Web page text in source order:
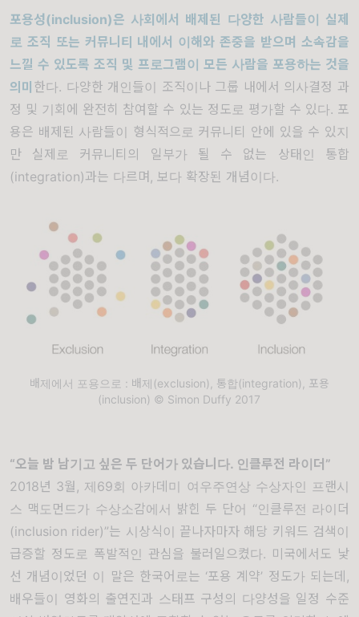
포용성(inclusion)은 사회에서 배제된 다양한 사람들이 실제
로 조직 또는 커뮤니티 내에서 이해와 존중을 받으며 소속감을
느낄 수 있도록 조직 및 프로그램이 모든 사람을 포용하는 것을
의미 한다. 다양한 개인들이 조직이나 그룹 내에서 의사결정 과
정 및 기회에 완전히 참여할 수 있는 정도로 평가할 수 있다. 포
용은 배제된 사람들이 형식적으로 커뮤니티 안에 있을 수 있지
만 실제로 커뮤니티의 일부가 될 수 없는 상태인 통합
(integration)과는 다르며, 보다 확장된 개념이다.
배제에서 포용으로 : 배제(exclusion), 통합(integration), 포용
(inclusion) © Simon Duffy 2017
“오늘 밤 남기고 싶은 두 단어가 있습니다. 인클루전 라이더 ”
2018년 3월 , 제69회 아카데미 여우주연상 수상자인 프랜시
스 맥도먼드가 수상소감에서 밝힌 두 단어 “인클루전 라이더
(inclusion rider)”는 시상식이 끝나자마자 해당 키워드 검색이
급증할 정도로 폭발적인 관심을 불러일으켰다. 미국에서도 낯
선 개념이었던 이 말은 한국어로는 ‘포용 계약’ 정도가 되는데 ,
배우들이 영화의 출연진과 스태프 구성의 다양성을 일정 수준